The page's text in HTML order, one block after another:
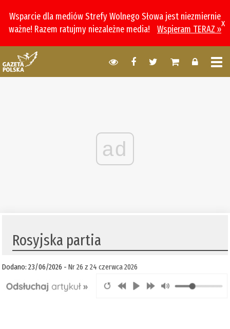
Wsparcie dla mediów Strefy Wolnego Słowa jest niezmiernie
ważne! Razem ratujmy niezależne media!
Wspieram TERAZ »
x
ad
Rosyjska partia
Dodano: 23/06/2026 -Nr 26 z 24 czerwca 2026